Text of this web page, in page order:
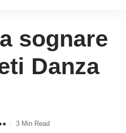
sognare
Danza
3 Min Read